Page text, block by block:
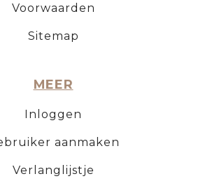
Voorwaarden
Sitemap
MEER
Inloggen
aanmaken
Verlanglijstje